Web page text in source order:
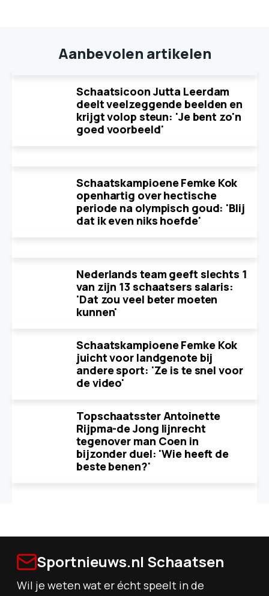
Aanbevolen artikelen
Schaatsicoon Jutta Leerdam
deelt veelzeggende beelden en
krijgt volop steun: 'Je bent zo'n
goed voorbeeld'
Schaatskampioene Femke Kok
openhartig over hectische
periode na olympisch goud: 'Blij
dat ik even niks hoefde'
Nederlands team geeft slechts 1
van zijn 13 schaatsers salaris:
'Dat zou veel beter moeten
kunnen'
Schaatskampioene Femke Kok
juicht voor landgenote bij
andere sport: 'Ze is te snel voor
de video'
Topschaatsster Antoinette
Rijpma-de Jong lijnrecht
tegenover man Coen in
bijzonder duel: 'Wie heeft de
beste benen?'